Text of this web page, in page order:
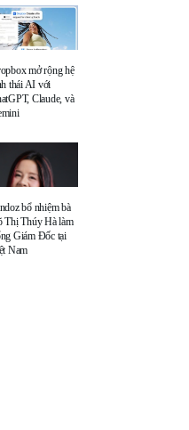
mở rộng hệ
thái AI với
Claude, và
bổ nhiệm bà
Thị Thúy Hà làm
Giám Đốc tại
Nam